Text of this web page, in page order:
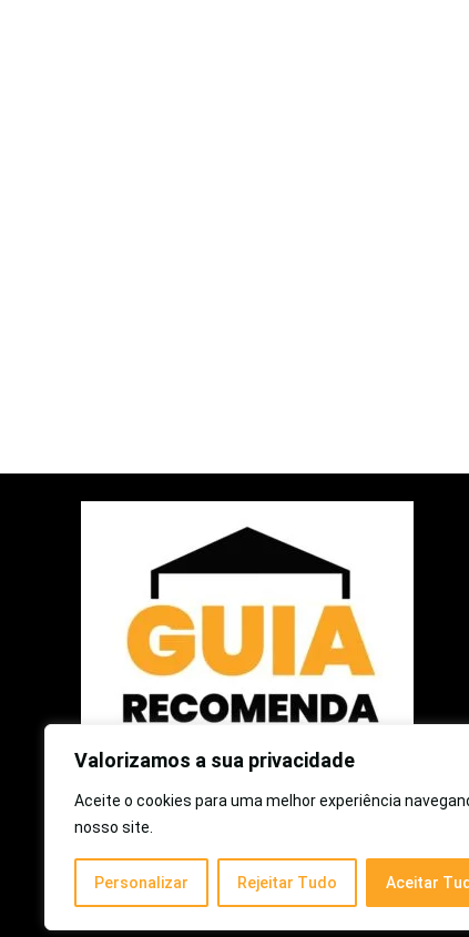
Valorizamos a sua privacidade
Aceite o cookies para uma melhor experiência
nosso site.
Personalizar Rejeitar Tudo Aceitar
2025 © Guia Recomenda | Todos os Direitos Reservados
Programa de Afiliados Mercado Livre, somos remunerados
pelas compras qualificadas efetuadas.